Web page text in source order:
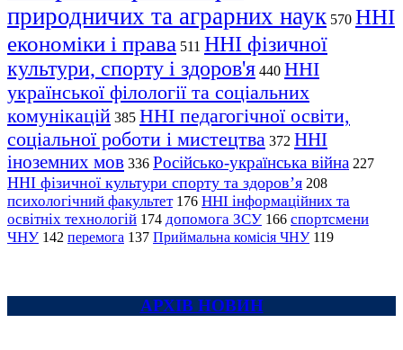
природничих та аграрних наук 570 ННІ
економіки і права 511 ННІ фізичної
культури, спорту і здоров'я 440 ННІ
української філології та соціальних
комунікацій 385 ННІ педагогічної освіти,
соціальної роботи і мистецтва 372 ННІ
іноземних мов 336 Російсько-українська війна 227
ННІ фізичної культури спорту та здоров’я 208
психологічний факультет 176 ННІ інформаційних та
освітніх технологій 174 допомога ЗСУ 166 спортсмени
ЧНУ 142 перемога 137 Приймальна комісія ЧНУ 119
АРХІВ НОВИН